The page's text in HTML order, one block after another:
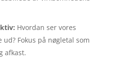
Hvordan ser vores
Fokus på nøgletal som
afkast.